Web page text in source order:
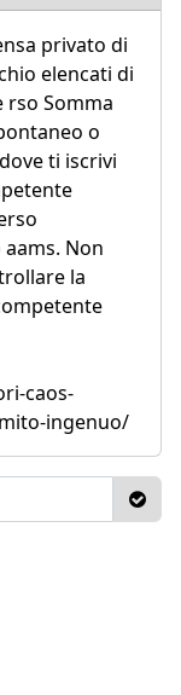
privato di
elencati di
rso Somma
o
ti iscrivi
Non
la
caos-
ingenuo/